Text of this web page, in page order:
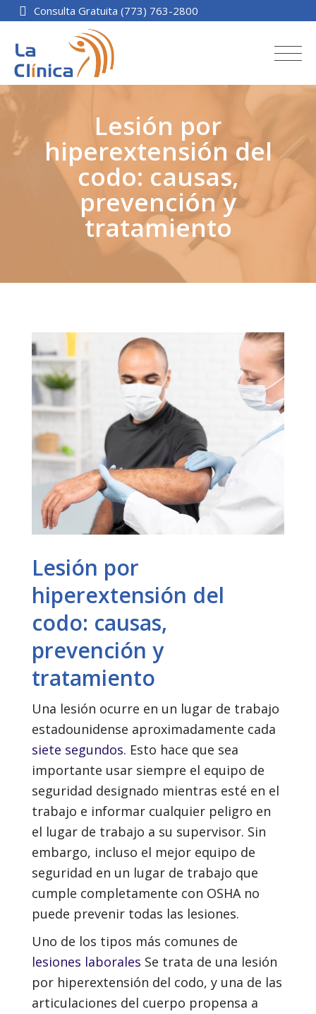
Consulta Gratuita (773) 763-2800
Lesión por
hiperextensión del
codo: causas,
prevención y
tratamiento
Lesión por
hiperextensión del
codo: causas,
prevención y
tratamiento
Una lesión ocurre en un lugar de trabajo
estadounidense aproximadamente cada
siete segundos. Esto hace que sea
importante usar siempre el equipo de
seguridad designado mientras esté en el
trabajo e informar cualquier peligro en
el lugar de trabajo a su supervisor. Sin
embargo, incluso el mejor equipo de
seguridad en un lugar de trabajo que
cumple completamente con OSHA no
puede prevenir todas las lesiones.
Uno de los tipos más comunes de
lesiones laborales Se trata de una lesión
por hiperextensión del codo, y una de las
articulaciones del cuerpo propensa a